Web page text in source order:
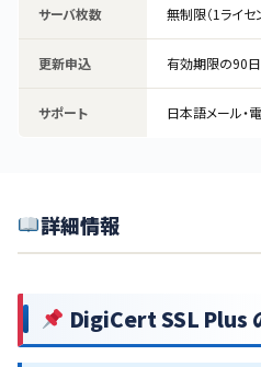
サーバ枚数 無制限（1ライセ
更新申込 有効期限の90
サポート 日本語メール・
詳細情報
DigiCert SSL Plus